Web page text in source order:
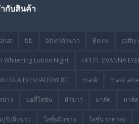
กับสินค้า
bb bbทาตัวขาว Belov cathy
Whitening Lotion Night HF171 SIVANNA
LOLA EYESHADOW 8C. mask mask aloe
ขาว บอดี้โลชั่น ผิวขาว มาส์ค มาส์
รับผิวขาว โลชั่นผิวขาว โลชั่น ราคาส่ง